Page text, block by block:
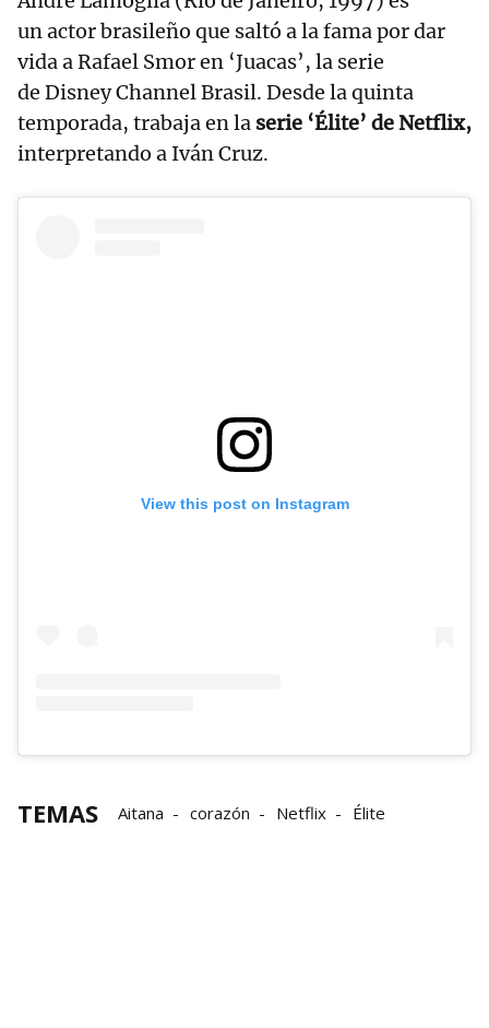
un actor brasileño que saltó a la fama por dar
vida a Rafael Smor en ‘Juacas’, la serie
de Disney Channel Brasil. Desde la quinta
temporada, trabaja en la serie ‘Élite’ de Netflix,
interpretando a Iván Cruz.
View this post on Instagram
TEMAS Aitana corazón Netflix Élite